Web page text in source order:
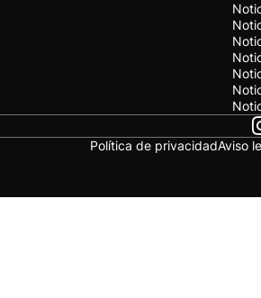
Política de privacidadAviso